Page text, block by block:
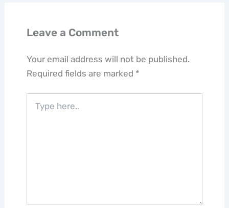
Leave a Comment
Your email address will not be published.
Required fields are marked *
here..